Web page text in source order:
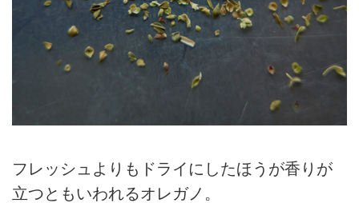
フレッシュよりもドライにしたほうが香りが
立つともいわれるオレガノ。